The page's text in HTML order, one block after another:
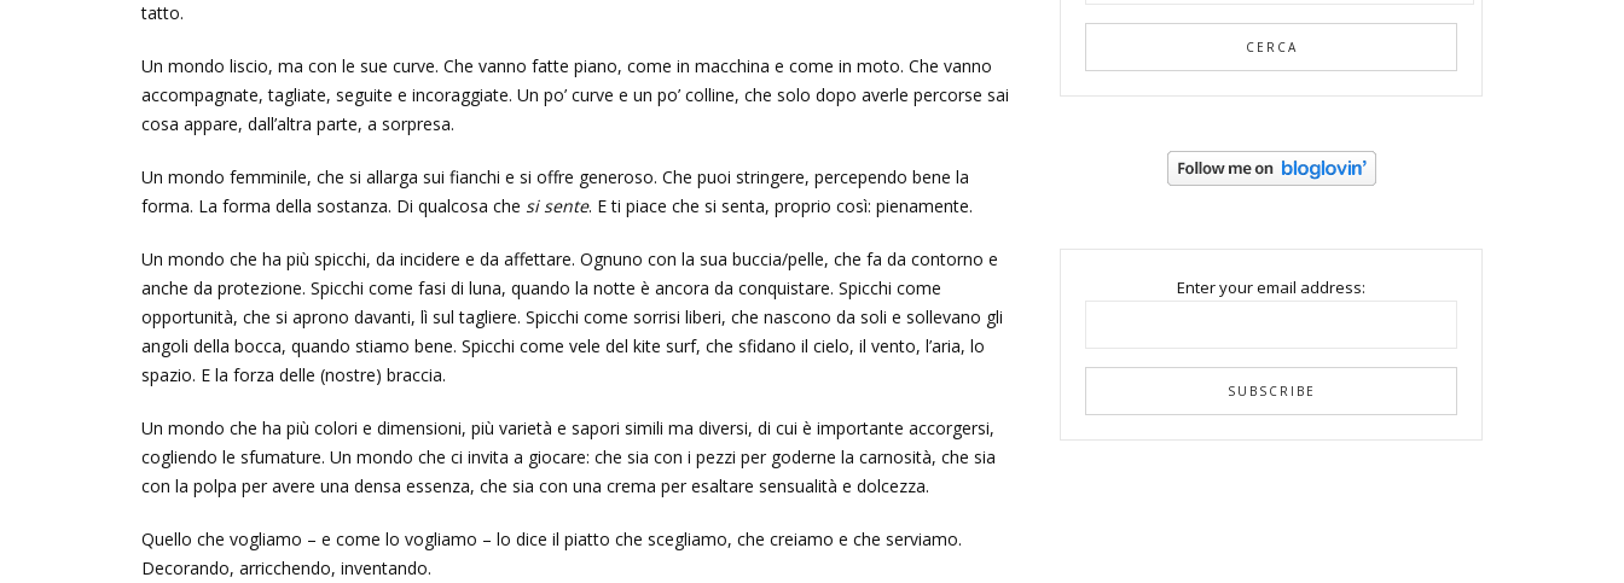
tatto.
Un mondo liscio, ma con le sue curve. Che vanno fatte piano, come in macchina e come in moto. Che vanno
accompagnate, tagliate, seguite e incoraggiate. Un po’ curve e un po’ colline, che solo dopo averle percorse sai
cosa appare, dall’altra parte, a sorpresa.
Un mondo femminile, che si allarga sui fianchi e si offre generoso. Che puoi stringere, percependo bene la
forma. La forma della sostanza. Di qualcosa che si sente. E ti piace che si senta, proprio così: pienamente.
Un mondo che ha più spicchi, da incidere e da affettare. Ognuno con la sua buccia/pelle, che fa da contorno e
anche da protezione. Spicchi come fasi di luna, quando la notte è ancora da conquistare. Spicchi come
opportunità, che si aprono davanti, lì sul tagliere. Spicchi come sorrisi liberi, che nascono da soli e sollevano gli
angoli della bocca, quando stiamo bene. Spicchi come vele del kite surf, che sfidano il cielo, il vento, l’aria, lo
spazio. E la forza delle (nostre) braccia.
Un mondo che ha più colori e dimensioni, più varietà e sapori simili ma diversi, di cui è importante accorgersi,
cogliendo le sfumature. Un mondo che ci invita a giocare: che sia con i pezzi per goderne la carnosità, che sia
con la polpa per avere una densa essenza, che sia con una crema per esaltare sensualità e dolcezza.
Quello che vogliamo – e come lo vogliamo – lo dice il piatto che scegliamo, che creiamo e che serviamo.
Decorando, arricchendo, inventando.
Enter your email address: